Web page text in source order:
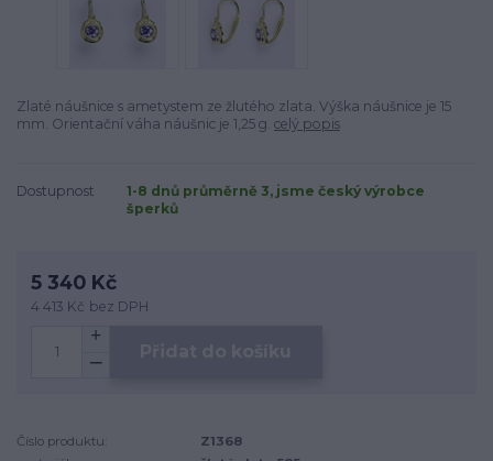
Zlaté náušnice s ametystem ze žlutého zlata. Výška náušnice je 15
mm. Orientační váha náušnic je 1,25 g. celý popis
Dostupnost
1-8 dnů průměrně 3, jsme český výrobce
šperků
5 340 Kč
4 413 Kč bez DPH
Číslo produktu:
Z1368